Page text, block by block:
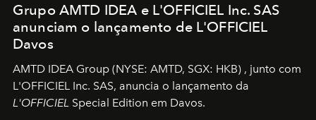
Grupo AMTD IDEA e L'OFFICIEL Inc. SAS
anunciam o lançamento de L'OFFICIEL
Davos
AMTD IDEA Group (NYSE: AMTD, SGX: HKB) , junto com
L'OFFICIEL Inc. SAS, anuncia o lançamento da
L'OFFICIEL Special Edition em Davos.